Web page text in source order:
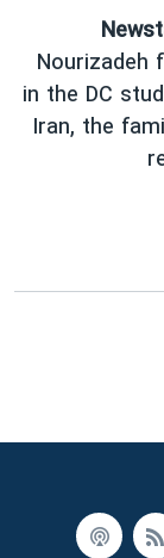
Nourizadeh
in the DC
Iran, the